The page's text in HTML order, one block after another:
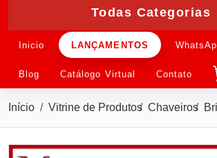
Todas Categorias
Inicio LANÇAMENTOS
Blog Catálogo Virtual Contato
Início Vitrine de Produtos Chaveiros